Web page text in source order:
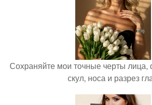
Сохраняйте мои точные черты
скул, носа и разрез